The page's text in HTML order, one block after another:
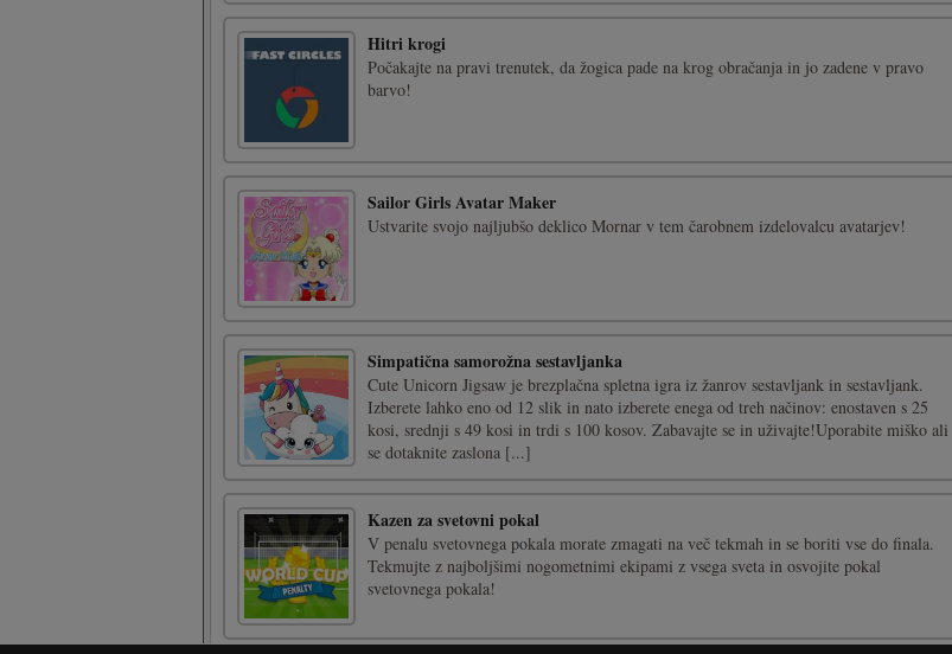
Hitri krogi
Počakajte na pravi trenutek, da žogica pade na krog obračanja in jo zadene v pravo
barvo!
Sailor Girls Avatar Maker
Ustvarite svojo najljubšo deklico Mornar v tem čarobnem izdelovalcu avatarjev!
Simpatična samorožna sestavljanka
Cute Unicorn Jigsaw je brezplačna spletna igra iz žanrov sestavljank in sestavljank.
Izberete lahko eno od 12 slik in nato izberete enega od treh načinov: enostaven s 25
kosi, srednji s 49 kosi in trdi s 100 kosov. Zabavajte se in uživajte!Uporabite miško ali
se dotaknite zaslona [...]
Kazen za svetovni pokal
V penalu svetovnega pokala morate zmagati na več tekmah in se boriti vse do finala.
Tekmujte z najboljšimi nogometnimi ekipami z vsega sveta in osvojite pokal
svetovnega pokala!